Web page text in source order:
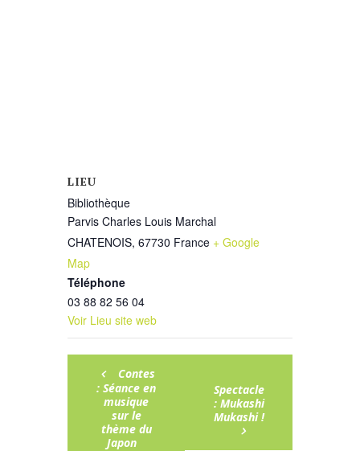
LIEU
Bibliothèque
Parvis Charles Louis Marchal
CHATENOIS, 67730 France + Google
Map
Téléphone
03 88 82 56 04
Voir Lieu site web
Contes
: Séance en
musique
sur le
thème du
Japon
Spectacle
: Mukashi
Mukashi !